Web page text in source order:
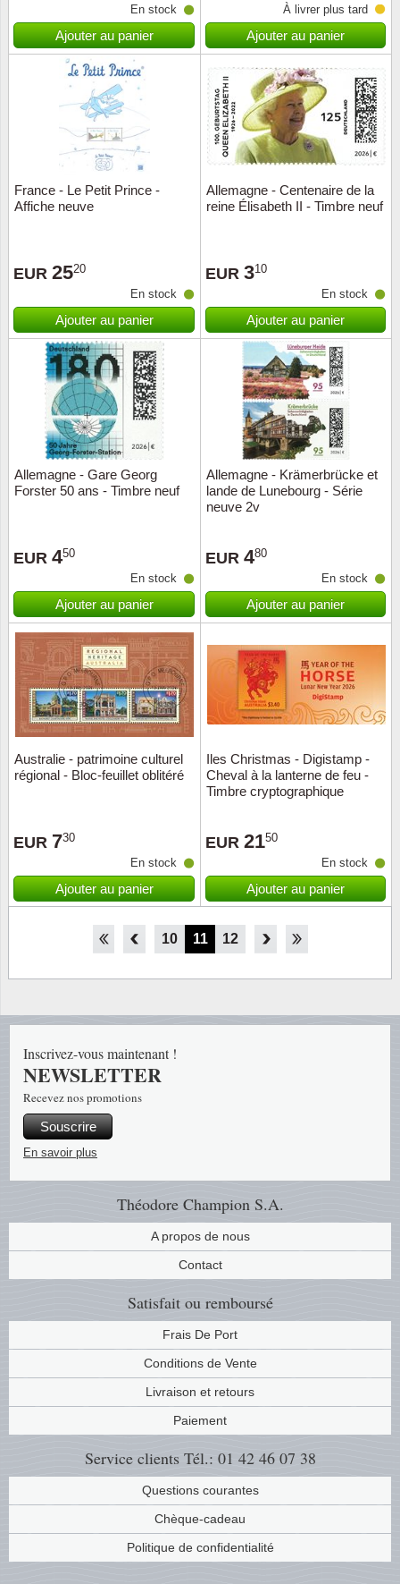
En stock
Ajouter au panier
À livrer plus tard
Ajouter au panier
France - Le Petit Prince -
Affiche neuve
EUR 2520
En stock
Ajouter au panier
Allemagne - Centenaire de la
reine Élisabeth II - Timbre neuf
EUR 310
En stock
Ajouter au panier
Allemagne - Gare Georg
Forster 50 ans - Timbre neuf
EUR 450
En stock
Ajouter au panier
Allemagne - Krämerbrücke et
lande de Lunebourg - Série
neuve 2v
EUR 480
En stock
Ajouter au panier
Australie - patrimoine culturel
régional - Bloc-feuillet oblitéré
EUR 730
En stock
Ajouter au panier
Iles Christmas - Digistamp -
Cheval à la lanterne de feu -
Timbre cryptographique
EUR 2150
En stock
Ajouter au panier
8 9 10 11 12 13 14
Théodore Champion S.A.
A propos de nous
Contact
Satisfait ou remboursé
Frais De Port
Conditions de Vente
Livraison et retours
Paiement
Service clients Tél.: 01 42 46 07 38
Questions courantes
Chèque-cadeau
Politique de confidentialité
Inscrivez-vous maintenant !
NEWSLETTER
Recevez nos promotions
Souscrire
En savoir plus